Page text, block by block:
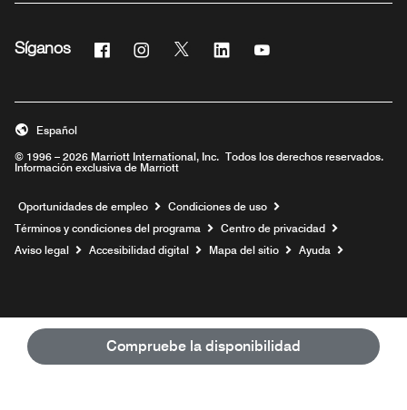
Compruebe la disponibilidad
Síganos Facebook
Abre una ventana nueva
Instagram
Abre una ventana nueva
Twitter
Abre una ventana nueva
Linkedin
Abre una ventana nueva
Abre una ventana
© 1996 – 2026 Marriott International, Inc. Todos los derechos reservados.
Información exclusiva de Marriott
Español
Oportunidades de empleo Abre una ventana nueva
Condiciones de uso
Términos y condiciones del programa
Centro de privacidad
Aviso legal
Accesibilidad digital Mapa del sitio Ayuda